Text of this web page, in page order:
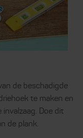
de beschadigde
te maken en
invalzaag. Doe dit
de plank.